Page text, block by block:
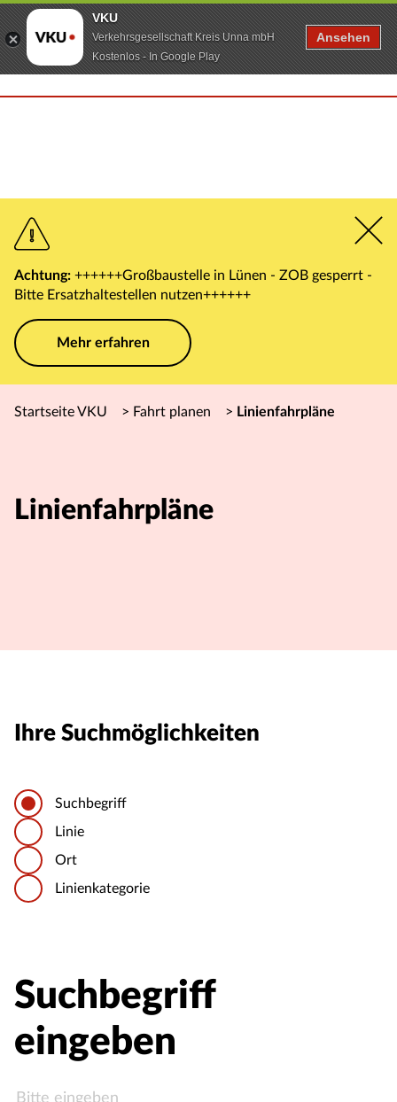
Achtung: ++++++Großbaustelle in Lünen - ZOB gesperrt -
Bitte Ersatzhaltestellen nutzen++++++
Mehr erfahren
Startseite VKU > Fahrt planen > Linienfahrpläne
Linienfahrpläne
Ihre Suchmöglichkeiten
Suchbegriff
Linie
Ort
Linienkategorie
Suchbegriff
eingeben
VKU
Verkehrsgesellschaft Kreis Unna mbH
Kostenlos - In Google Play
Ansehen